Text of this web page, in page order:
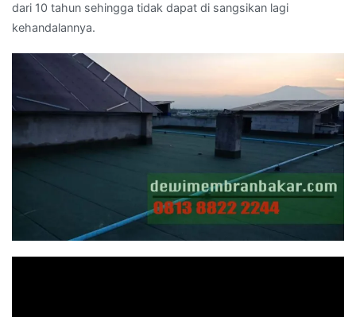
dari 10 tahun sehingga tidak dapat di sangsikan lagi
kehandalannya.